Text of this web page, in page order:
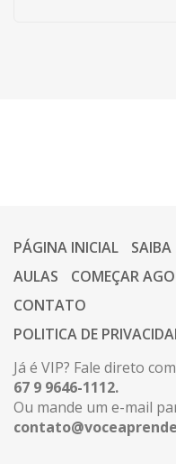
PÁGINA INICIAL
SAIBA
AULAS
COMEÇAR
CONTATO
POLITICA DE
Já é VIP? Fale direto
67 9 9646-1112.
Ou mande um e-mail